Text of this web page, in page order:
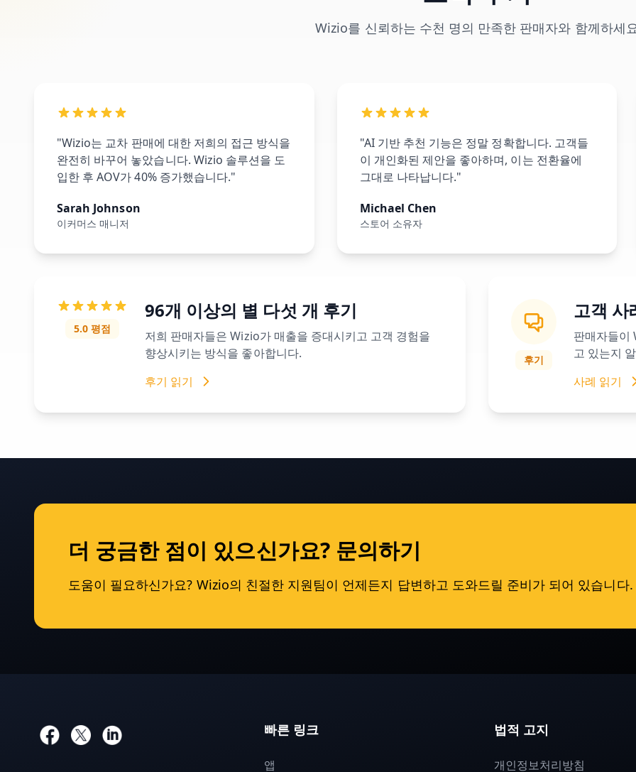
Wizio를 신뢰하는 수천 명의 만족한 판매자와 함께하세
"Wizio는 교차 판매에 대한 저희의 접근 방식을
완전히 바꾸어 놓았습니다. Wizio 솔루션을 도
입한 후 AOV가 40% 증가했습니다."
Sarah Johnson
이커머스 매니저
"AI 기반 추천 기능은 정말 정확합니다. 고객들
이 개인화된 제안을 좋아하며, 이는 전환율에
그대로 나타납니다."
Michael Chen
스토어 소유자
5.0 평점
96개 이상의 별 다섯 개 후기
저희 판매자들은 Wizio가 매출을 증대시키고 고객 경험을
향상시키는 방식을 좋아합니다.
후기 읽기
후기
고객 사
판매자들이
고 있는지
사례 읽기
더 궁금한 점이 있으신가요? 문의하기
도움이 필요하신가요? Wizio의 친절한 지원팀이 언제든지 답변하고 도와드릴 준비가 되어 있습니다.
빠른 링크
앱
법적 고지
개인정보처리방침